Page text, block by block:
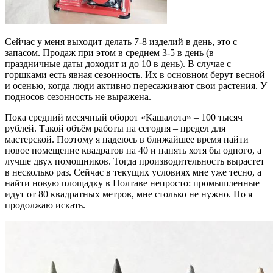
Сейчас у меня выходит делать 7-8 изделий в день, это с
запасом. Продаж при этом в среднем 3-5 в день (в
праздничные даты доходит и до 10 в день). В случае с
горшками есть явная сезонность. Их в основном берут весной
и осенью, когда люди активно пересаживают свои растения. У
подносов сезонность не выражена.
Пока средний месячный оборот «Кашалота» – 100 тысяч
рублей. Такой объём работы на сегодня – предел для
мастерской. Поэтому я надеюсь в ближайшее время найти
новое помещение квадратов на 40 и нанять хотя бы одного, а
лучше двух помощников. Тогда производительность вырастет
в несколько раз. Сейчас в текущих условиях мне уже тесно, а
найти новую площадку в Полтаве непросто: промышленные
идут от 80 квадратных метров, мне столько не нужно. Но я
продолжаю искать.